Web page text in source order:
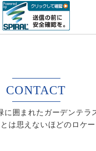
CONTACT
に囲まれたガーデンテラ
は思えないほどのロケ